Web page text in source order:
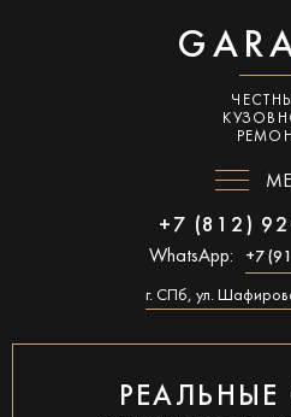
+7 (812)
WhatsApp: +7
г. СПб, ул.
РЕАЛЬНЫЕ